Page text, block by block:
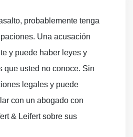
probablemente tenga
Una acusación
y puede haber leyes y
que usted no conoce. Sin
legales y puede
con un abogado con
& Leifert sobre sus